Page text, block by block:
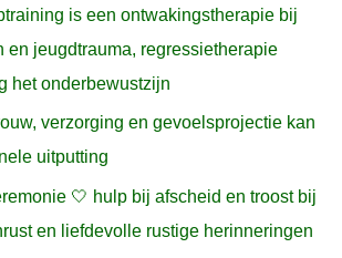
is een ontwakingstherapie bij
en jeugdtrauma, regressietherapie
het onderbewustzijn
verzorging en gevoelsprojectie kan
uitputting
🤍 hulp bij afscheid en troost bij
en liefdevolle rustige herinneringen